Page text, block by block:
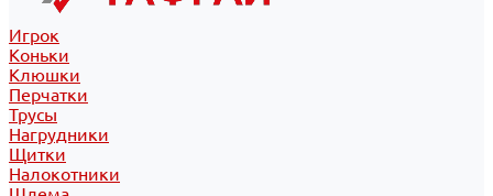
Игрок
Коньки
Клюшки
Перчатки
Трусы
Нагрудники
Щитки
Налокотники